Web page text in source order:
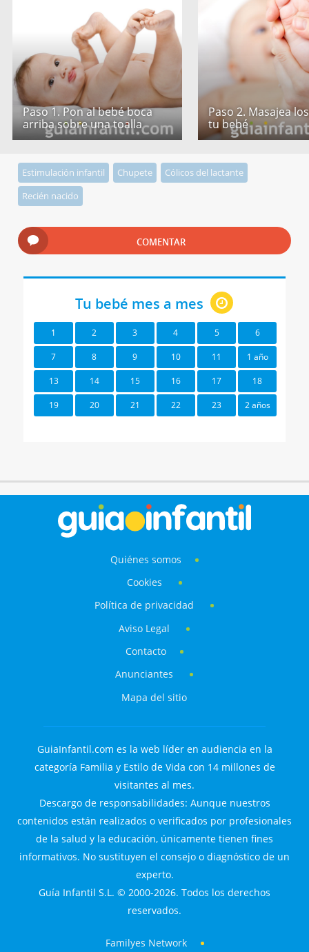
Paso 1. Pon al bebé boca
arriba sobre una toalla
Paso 2. Masajea
tu bebé
Estimulación infantil Chupete
Cólicos del lactante
Recién nacido
COMENTAR
Tu bebé mes a mes
1 2 3 4 5 6
7 8 9 10 11 1 año
13 14 15 16 17 18
19 20 21 22 23 2 años
Quiénes somos
Cookies
Política de privacidad
Aviso Legal
Contacto
Anunciantes
Mapa del sitio
GuiaInfantil.com es la web líder en audiencia en la
categoría Familia y Estilo de Vida con 14 millones de
visitantes al mes.
Descargo de responsabilidades: Aunque nuestros
contenidos están realizados o verificados por profesionales
de la salud y la educación, únicamente tienen fines
informativos. No sustituyen el consejo o diagnóstico de un
experto.
Guía Infantil S.L. © 2000-2026. Todos los derechos
reservados.
Familyes Network